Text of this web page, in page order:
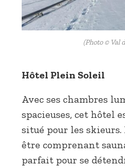
(Photo © Val
Hôtel Plein Soleil
Avec ses chambres
spacieuses, cet hôtel
situé pour les skieurs.
être comprenant
parfait pour se